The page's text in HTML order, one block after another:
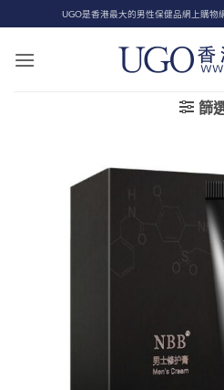
to
content
UGO是香港最大的男性保健品網上購物
篩